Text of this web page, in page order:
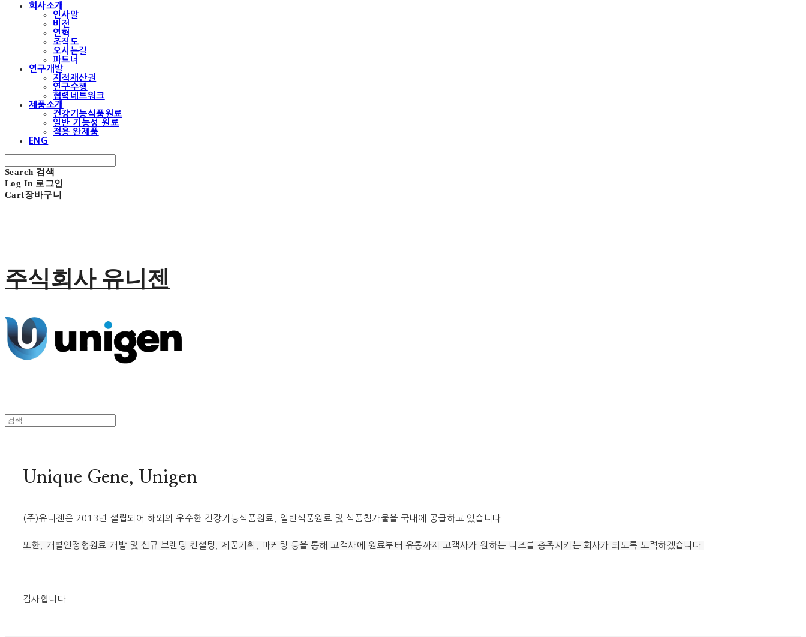
회사소개
인사말
비전
연혁
조직도
오시는길
파트너
연구개발
지적재산권
연구수행
협력네트워크
제품소개
건강기능식품원료
일반 기능성 원료
적용 완제품
ENG
Search 검색
Log In 로그인
Cart장바구니
주식회사 유니젠
Unique Gene, Unigen
(주)유니젠은 2013년 설립되어 해외의 우수한 건강기능식품원료, 일반식품원료 및 식품첨가물을 국내에 공급하고 있습니다.
또한, 개별인정형원료 개발 및 신규 브랜딩 컨설팅, 제품기획, 마케팅 등을 통해 고객사에 원료부터 유통까지 고객사가 원하는 니즈를 충족시키는 회사가 되도록 노력하겠습니다.
감사합니다.